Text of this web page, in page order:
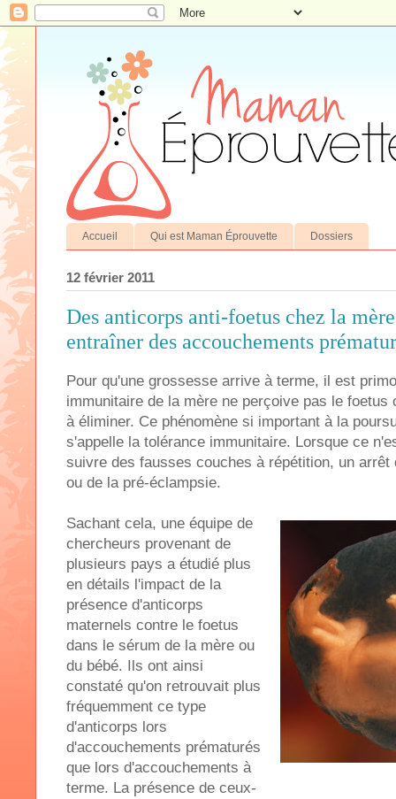
Accueil Qui est Maman Éprouvette Dossiers
12 février 2011
Des anticorps anti-foetus chez la
entraîner des accouchements
Pour qu'une grossesse arrive à terme, il est
immunitaire de la mère ne perçoive pas le foetus
à éliminer. Ce phénomène si important à la
s'appelle la tolérance immunitaire. Lorsque ce
suivre des fausses couches à répétition, un
ou de la pré-éclampsie.
Sachant cela, une équipe de
chercheurs provenant de
plusieurs pays a étudié plus
en détails l'impact de la
présence d'anticorps
maternels contre le foetus
dans le sérum de la mère ou
du bébé. Ils ont ainsi
constaté qu'on retrouvait plus
fréquemment ce type
d'anticorps lors
d'accouchements prématurés
que lors d'accouchements à
terme. La présence de ceux-